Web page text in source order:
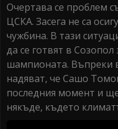
Очертава се проблем
ЦСКА. Засега не са
чужбина. В тази
да се готвят в
шампионата. Въпреки
надяват, че Сашо
последния момент и
някъде, където